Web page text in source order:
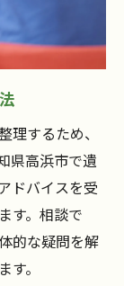
理するため、
県高浜市で遺
ドバイスを受
す。相談で
的な疑問を解
。